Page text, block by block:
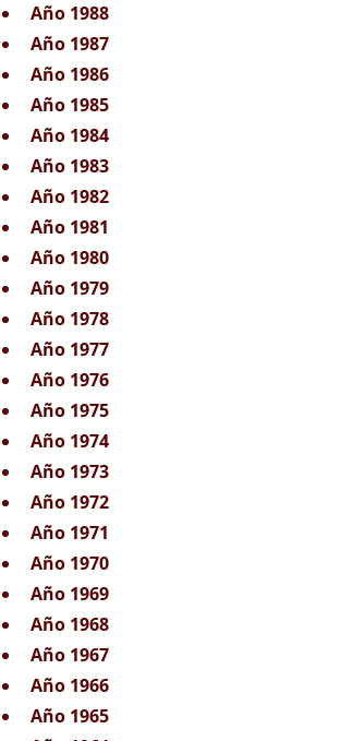
Año 1988
Año 1987
Año 1986
Año 1985
Año 1984
Año 1983
Año 1982
Año 1981
Año 1980
Año 1979
Año 1978
Año 1977
Año 1976
Año 1975
Año 1974
Año 1973
Año 1972
Año 1971
Año 1970
Año 1969
Año 1968
Año 1967
Año 1966
Año 1965